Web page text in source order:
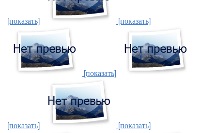
[показать] [показать]
[показать]
[показать] [показать]